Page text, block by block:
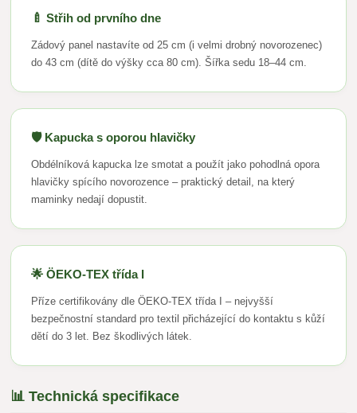
🍼 Střih od prvního dne
Zádový panel nastavíte od 25 cm (i velmi drobný novorozenec)
do 43 cm (dítě do výšky cca 80 cm). Šířka sedu 18–44 cm.
🛡️ Kapucka s oporou hlavičky
Obdélníková kapucka lze smotat a použít jako pohodlná opora
hlavičky spícího novorozence – praktický detail, na který
maminky nedají dopustit.
🌟 ÖEKO-TEX třída I
Příze certifikovány dle ÖEKO-TEX třída I – nejvyšší
bezpečnostní standard pro textil přicházející do kontaktu s kůží
dětí do 3 let. Bez škodlivých látek.
📊 Technická specifikace